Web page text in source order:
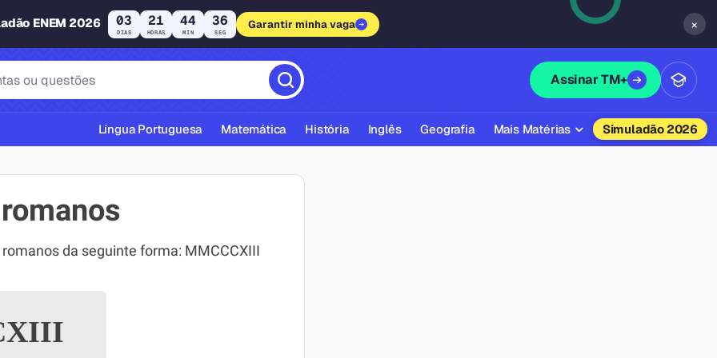
ENEM 2026 03
DIAS
21
HORAS
44
MIN
35
SEG
Garantir minha vaga ×
Assinar TM+
ABNT
Língua Portuguesa Matemática História Inglês Geografia Mais Matérias Simuladão 2026
da seguinte forma: MMCCCXIII